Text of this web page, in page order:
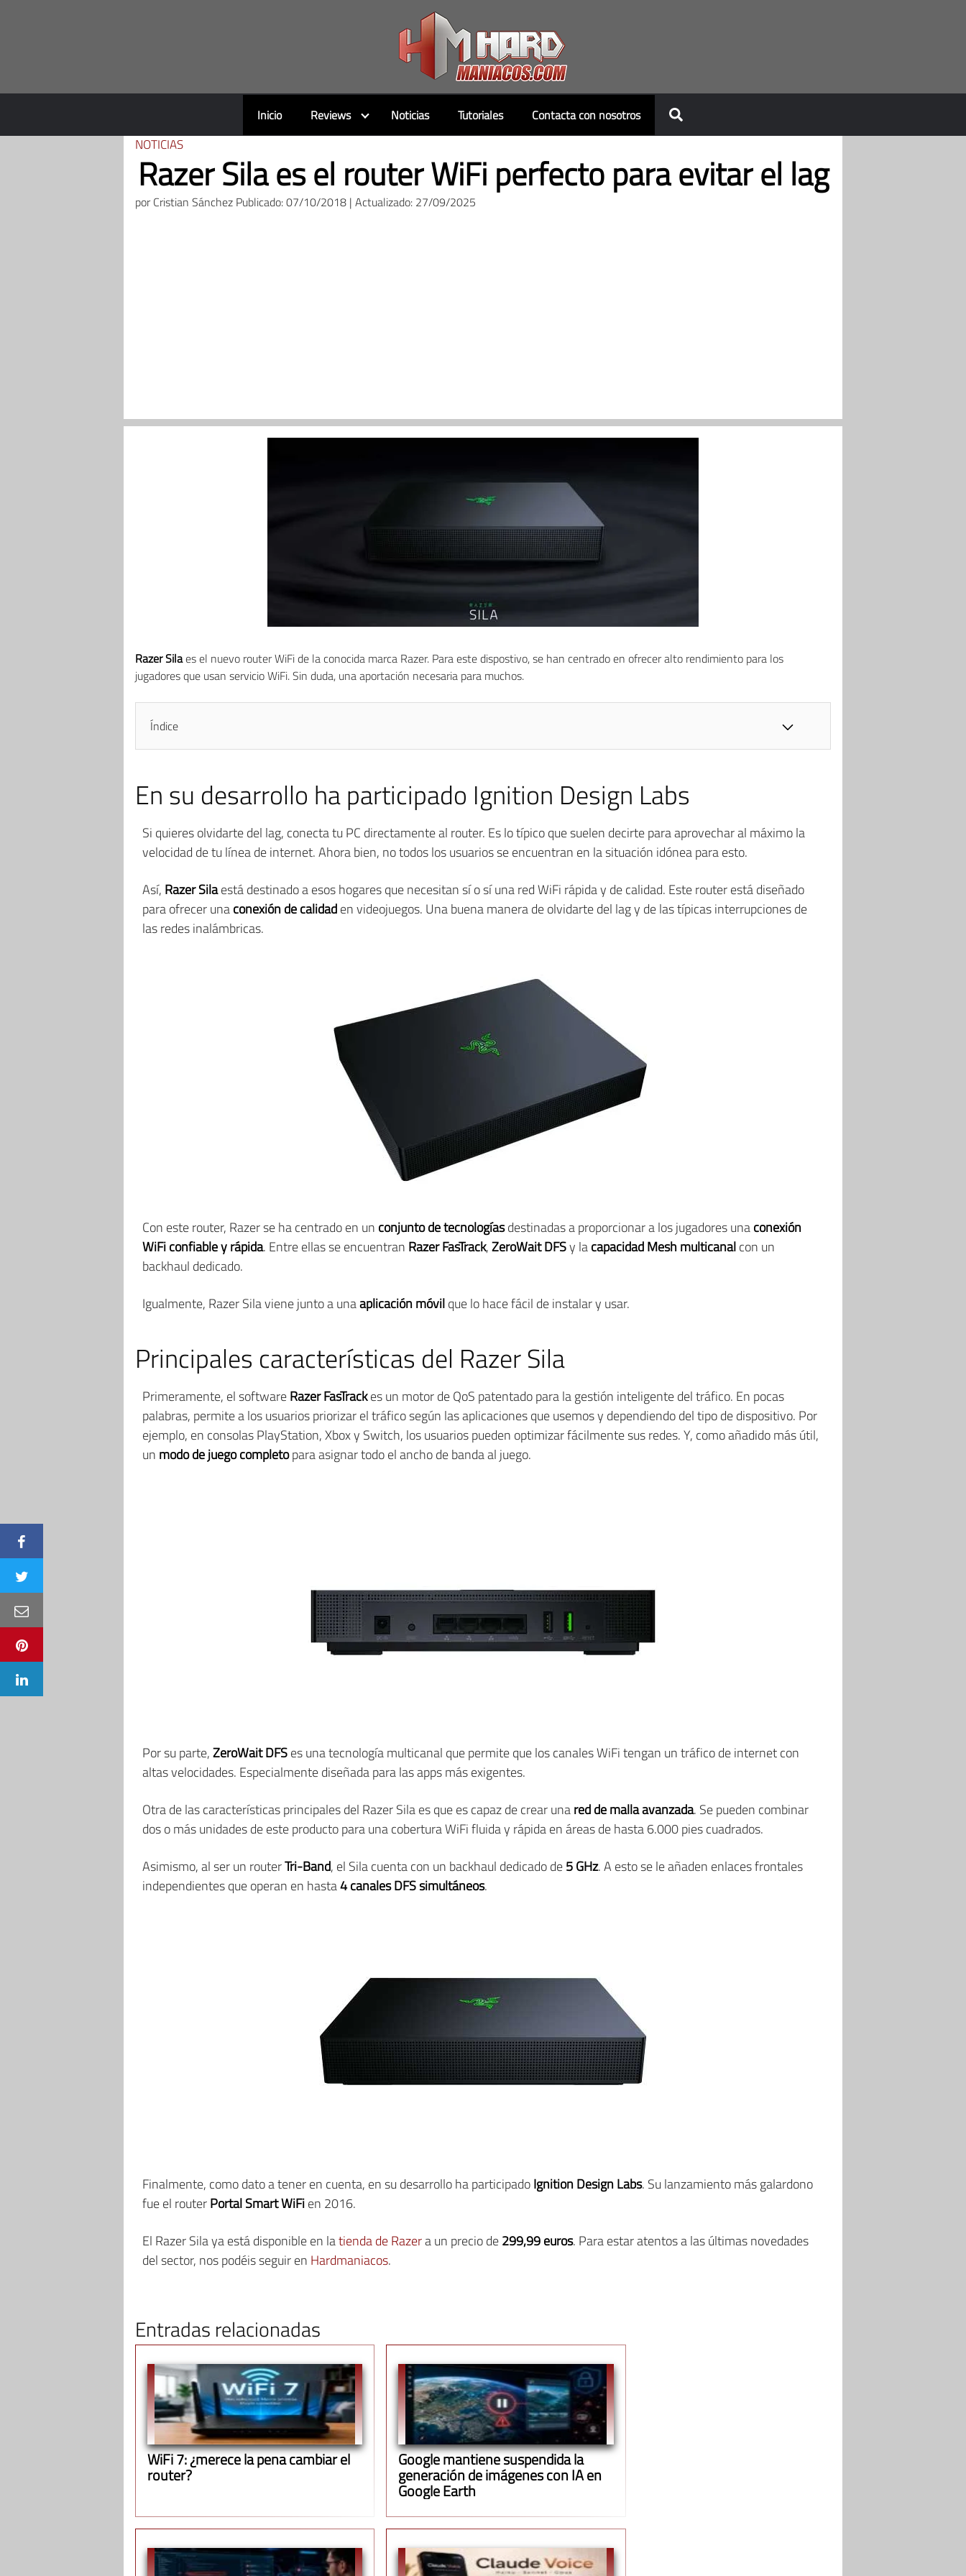
Inicio Reviews Noticias Tutoriales Contacta con nosotros
NOTICIAS
Razer Sila es el router WiFi perfecto para evitar el lag
porCristian Sánchez Publicado: 07/10/2018 | Actualizado: 27/09/2025
Razer Silaes el nuevo router WiFi de la conocida marca Razer. Para este dispostivo, se han centrado en ofrecer alto rendimiento para los
jugadores que usan servicio WiFi. Sin duda, una aportación necesaria para muchos.
Índice
En su desarrollo ha participado Ignition Design Labs
Si quieres olvidarte del lag, conecta tu PC directamente al router. Es lo típico que suelen decirte para aprovechar al máximo la
velocidad de tu línea de internet. Ahora bien, no todos los usuarios se encuentran en la situación idónea para esto.
Así, Razer Silaestá destinado a esos hogares que necesitan sí o sí una red WiFi rápida y de calidad. Este router está diseñado
para ofrecer unaconexión de calidaden videojuegos. Una buena manera de olvidarte del lag y de las típicas interrupciones de
las redes inalámbricas.
Con este router, Razer se ha centrado en un conjunto de tecnologíasdestinadas a proporcionar a los jugadores unaconexión
WiFi confiable y rápida. Entre ellas se encuentran Razer FasTrack,ZeroWait DFSy lacapacidad Mesh multicanalcon un
backhaul dedicado.
Igualmente, Razer Sila viene junto a unaaplicación móvilque lo hace fácil de instalar y usar.
Principales características del Razer Sila
Primeramente, el softwareRazer FasTrackes un motor de QoS patentado para la gestión inteligente del tráfico. En pocas
palabras, permite a los usuarios priorizar el tráfico según las aplicaciones que usemos y dependiendo del tipo de dispositivo. Por
ejemplo, en consolas PlayStation, Xbox y Switch, los usuarios pueden optimizar fácilmente sus redes. Y, como añadido más útil,
un modo de juego completopara asignar todo el ancho de banda al juego.
Por su parte,ZeroWait DFSes una tecnología multicanal que permite que los canales WiFi tengan un tráfico de internet con
altas velocidades. Especialmente diseñada para las apps más exigentes.
Otra de las características principales del Razer Sila es que es capaz de crear unared de malla avanzada. Se pueden combinar
dos o más unidades de este producto para una cobertura WiFi fluida y rápida en áreas de hasta 6.000 pies cuadrados.
Asimismo, al ser un routerTri-Band, el Sila cuenta con un backhaul dedicado de5 GHz. A esto se le añaden enlaces frontales
independientes que operan en hasta4 canales DFS simultáneos.
Finalmente, como dato a tener en cuenta, en su desarrollo ha participadoIgnition Design Labs. Su lanzamiento más galardono
fue el routerPortal Smart WiFien 2016.
El Razer Sila ya está disponible en latienda de Razera un precio de299,99 euros. Para estar atentos a las últimas novedades
del sector, nos podéis seguir en Hardmaniacos.
Entradas relacionadas
WiFi 7: ¿merece la pena cambiar el
router?
Google mantiene suspendida la
generación de imágenes con IA en
Google Earth